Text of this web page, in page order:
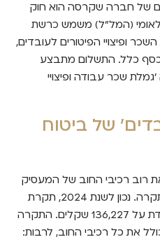
של חברה שקרסה הוא חוק
לאומי (המל"ל) משמש כרשת
ופיצויי הפיטורים לעובדים,
כלל. התשלום מתבצע
שכר עבודה ופיצויי
של ביטוח
רכיבי החוב של המעסיק
כלפי העובד, אך היא מוגבלת בתקרה. נכון לשנת 2024, תקרת
הגמלה המקסימלית לעובד עומדת על 136,227 שקלים. התקרה
את כל רכיבי החוב, לרבות: